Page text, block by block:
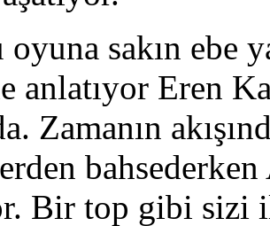
sakın ebe
anlatıyor Eren
Zamanın
bahsederken
Bir top gibi sizi